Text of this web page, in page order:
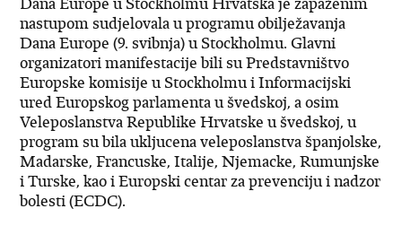
nastupom sudjelovala u programu obilježavanja
Dana Europe (9. svibnja) u Stockholmu. Glavni
organizatori manifestacije bili su Predstavništvo
Europske komisije u Stockholmu i Informacijski
ured Europskog parlamenta u švedskoj, a osim
Veleposlanstva Republike Hrvatske u švedskoj, u
program su bila ukljucena veleposlanstva španjolske,
Madarske, Francuske, Italije, Njemacke, Rumunjske
i Turske, kao i Europski centar za prevenciju i nadzor
bolesti (ECDC).